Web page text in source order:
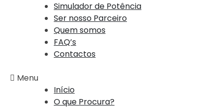
Simulador de Potência
Ser nosso Parceiro
Quem somos
FAQ’s
Contactos
Menu
Início
O que Procura?